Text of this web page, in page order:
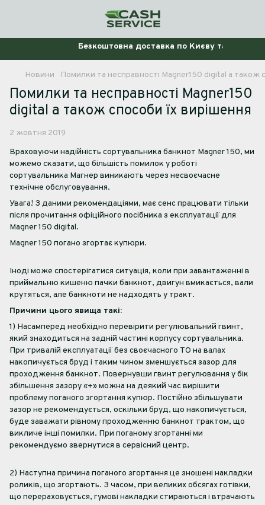
Безкоштовна доставка по Києву та Україні
Новини Помилки та несправності Magner150 digital а також
Помилки та несправності Magner150
digital а також способи їх вирішення
2 жовтня 2019
Враховуючи надійність сортувальника банкнот Magner 150, ми
можемо сказати, що більшість помилок у роботі
сортувальника Магнер виникають через несвоєчасне
технічне обслуговування.
Увага! З даними рекомендаціями, має сенс працювати тільки
після прочитання офіційного посібника з експлуатації для
Magner 150 digital.
Magner 150 погано згортає купюри.
Іноді може спостерігатися ситуація, коли при завантаженні в
приймальню кишеню пачки банкнот, двигун вмикається, вали
крутяться, але банкноти не надходять у тракт.
Причини цього явища такі:
1) Насамперед необхідно перевірити регулювальний гвинт,
який знаходиться на задній частині корпусу сортувальника.
При тривалій експлуатації без своєчасного ТО на валах
накопичується бруд і таким чином зменшується зазор для
проходження банкнот. Повернувши гвинт регулювання у бік
збільшення зазору «+» можна на деякий час вирішити
проблему поганого згортання купюр. Постійно збільшувати
зазор не рекомендується, оскільки бруд, що накопичується,
буде заважати рівному проходженню банкнот трактом, що
викличе інші помилки. При поганому згортанні ми
рекомендуємо звернутися в сервісний центр.
2) Наступна причина поганого згортання це зношені накладки
роликів, що згортають. З часом, при великих обсягах готівки,
що перераховується, гумові накладки стираються і втрачають